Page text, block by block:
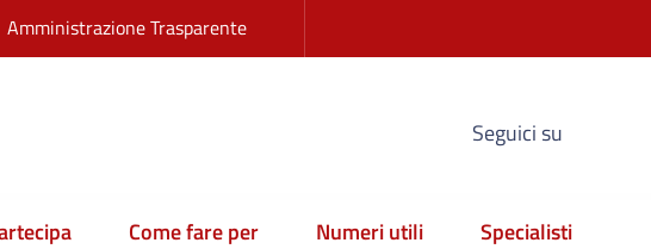
Amministrazione Trasparente
Seguici su
Come fare per Numeri utili
Specialisti